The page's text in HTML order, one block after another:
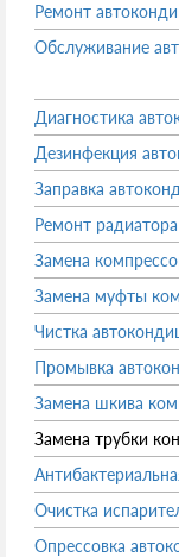
Ремонт
Обслуживание
Диагностика
Дезинфекция
Заправка
Ремонт
Замена
Замена муфты
Чистка
Промывка
Замена шкива
Замена трубки
Очистка
Опрессовка